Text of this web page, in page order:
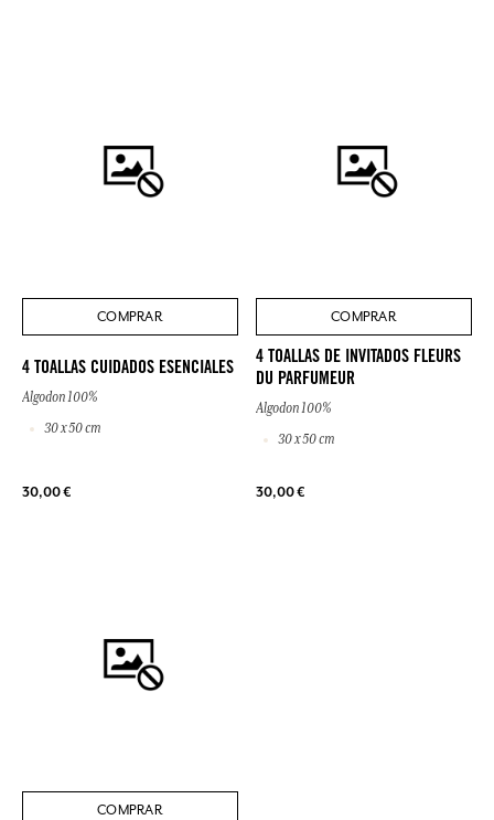
COMPRAR
4 TOALLAS CUIDADOS ESENCIALES
Algodon 100%
30 x 50 cm
30,00 €
COMPRAR
4 TOALLAS DE INVITADOS FLEURS
DU PARFUMEUR
Algodon 100%
30 x 50 cm
30,00 €
COMPRAR